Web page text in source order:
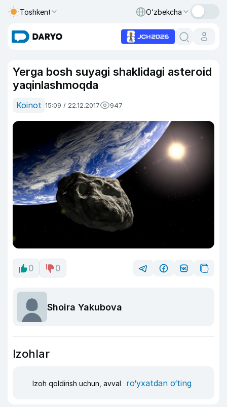
Toshkent O‘zbekcha
Yerga bosh suyagi shaklidagi asteroid
yaqinlashmoqda
Koinot 15:09 / 22.12.2017 947
0 0
Shoira Yakubova
Izohlar
Izoh qoldirish uchun, avval ro‘yxatdan o‘ting